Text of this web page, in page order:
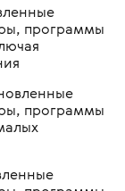
программы
программы